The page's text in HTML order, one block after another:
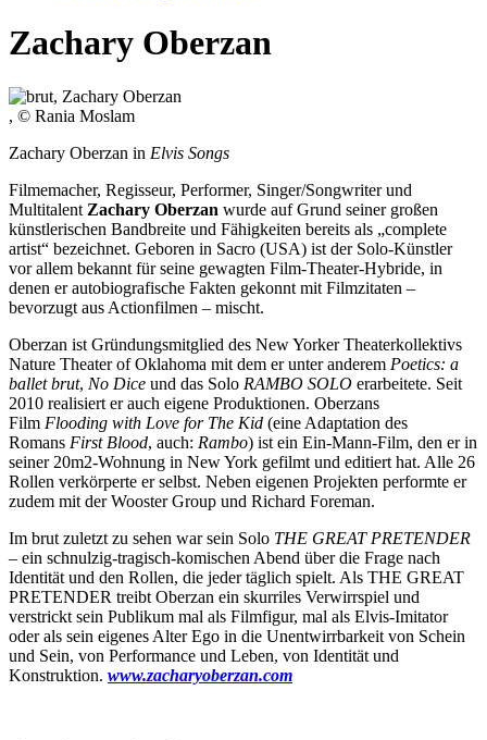
Zachary Oberzan
, © Rania Moslam
Zachary Oberzan in Elvis Songs
Filmemacher, Regisseur, Performer, Singer/Songwriter und
Multitalent Zachary Oberzan wurde auf Grund seiner großen
künstlerischen Bandbreite und Fähigkeiten bereits als „complete
artist“ bezeichnet. Geboren in Sacro (USA) ist der Solo-Künstler
vor allem bekannt für seine gewagten Film-Theater-Hybride, in
denen er autobiografische Fakten gekonnt mit Filmzitaten –
bevorzugt aus Actionfilmen – mischt.
Oberzan ist Gründungsmitglied des New Yorker Theaterkollektivs
Nature Theater of Oklahoma mit dem er unter anderem Poetics: a
ballet brut, No Dice und das Solo RAMBO SOLO erarbeitete. Seit
2010 realisiert er auch eigene Produktionen. Oberzans
Film Flooding with Love for The Kid (eine Adaptation des
Romans First Blood, auch: Rambo) ist ein Ein-Mann-Film, den er in
seiner 20m2-Wohnung in New York gefilmt und editiert hat. Alle 26
Rollen verkörperte er selbst. Neben eigenen Projekten performte er
zudem mit der Wooster Group und Richard Foreman.
Im brut zuletzt zu sehen war sein Solo THE GREAT PRETENDER
– ein schnulzig-tragisch-komischen Abend über die Frage nach
Identität und den Rollen, die jeder täglich spielt. Als THE GREAT
PRETENDER treibt Oberzan ein skurriles Verwirrspiel und
verstrickt sein Publikum mal als Filmfigur, mal als Elvis-Imitator
oder als sein eigenes Alter Ego in die Unentwirrbarkeit von Schein
und Sein, von Performance und Leben, von Identität und
Konstruktion. www.zacharyoberzan.com